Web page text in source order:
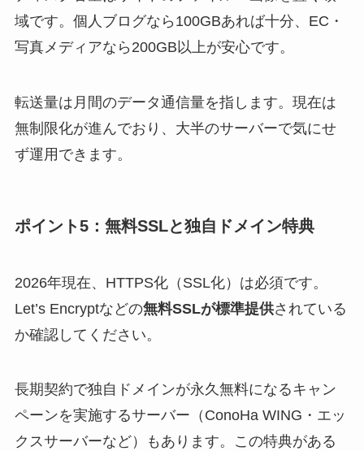
域です。個人ブログなら100GBあれば十分、EC・
写真メディアなら200GB以上が安心です。
転送量は月間のデータ通信量を指します。現在は
無制限化が進んでおり、大半のサーバーで気にせ
ず運用できます。
ポイント5：無料SSLと独自ドメイン特典
2026年現在、HTTPS化（SSL化）は必須です。
Let’s Encryptなどの無料SSLが標準提供されている
か確認してください。
長期契約で独自ドメインが永久無料になるキャン
ペーンを実施するサーバー（ConoHa WING・エッ
クスサーバーなど）もあります。この特典がある